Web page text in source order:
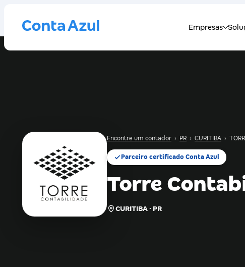
Encontre um contador › PR › CURITIBA ›
Parceiro certificado Conta Azul
Torre
CURITIBA · PR